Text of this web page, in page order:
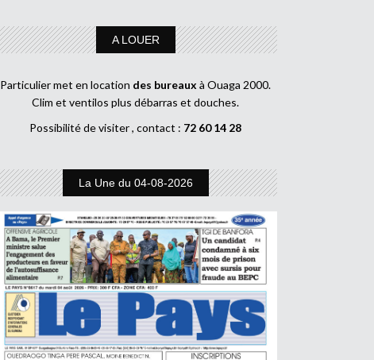
A LOUER
Particulier met en location des bureaux à Ouaga 2000.
Clim et ventilos plus débarras et douches.
Possibilité de visiter , contact : 72 60 14 28
La Une du 04-08-2026